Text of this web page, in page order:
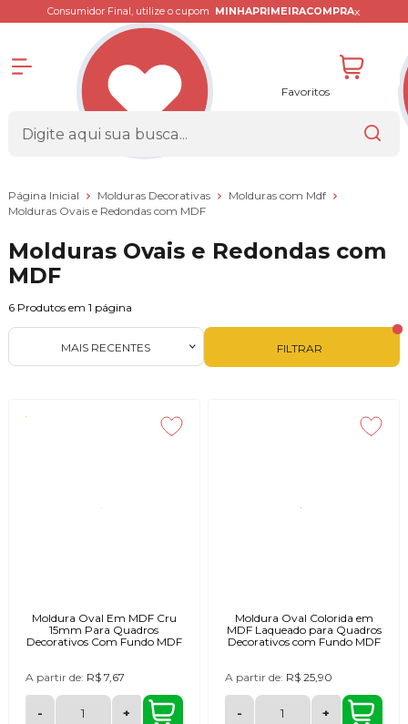
Consumidor Final, utilize o cupom MINHAPRIMEIRACOMPRAx
Favoritos
Página Inicial Molduras Decorativas
Molduras com Mdf
Molduras Ovais e Redondas com MDF
Molduras Ovais e Redondas com
MDF
6 Produtos em 1 página
FILTRAR
MAIS RECENTES
Moldura Oval Em MDF Cru
15mm Para Quadros
Decorativos Com Fundo MDF
A partir de: R$ 7,67
- +
Moldura Oval Colorida em
MDF Laqueado para Quadros
Decorativos com Fundo MDF
A partir de: R$ 25,90
- +